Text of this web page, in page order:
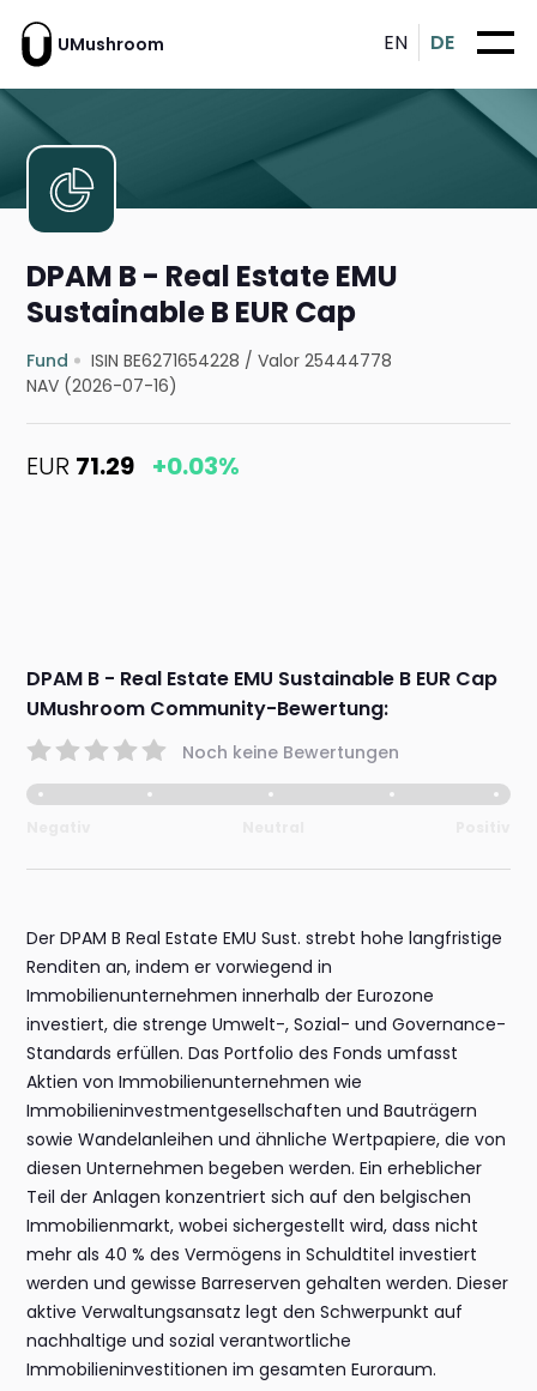
UMushroom EN DE
DPAM B - Real Estate EMU
Sustainable B EUR Cap
Fund ISIN BE6271654228 /Valor 25444778
NAV (2026-07-16)
EUR 71.29 +0.03%
DPAM B - Real Estate EMU Sustainable B EUR Cap
UMushroom Community-Bewertung:
Noch keine Bewertungen
Der DPAM B Real Estate EMU Sust. strebt hohe langfristige
Renditen an, indem er vorwiegend in
Immobilienunternehmen innerhalb der Eurozone
investiert, die strenge Umwelt-, Sozial- und Governance-
Standards erfüllen. Das Portfolio des Fonds umfasst
Aktien von Immobilienunternehmen wie
Immobilieninvestmentgesellschaften und Bauträgern
sowie Wandelanleihen und ähnliche Wertpapiere, die von
diesen Unternehmen begeben werden. Ein erheblicher
Teil der Anlagen konzentriert sich auf den belgischen
Immobilienmarkt, wobei sichergestellt wird, dass nicht
mehr als 40 % des Vermögens in Schuldtitel investiert
werden und gewisse Barreserven gehalten werden. Dieser
aktive Verwaltungsansatz legt den Schwerpunkt auf
nachhaltige und sozial verantwortliche
Immobilieninvestitionen im gesamten Euroraum.